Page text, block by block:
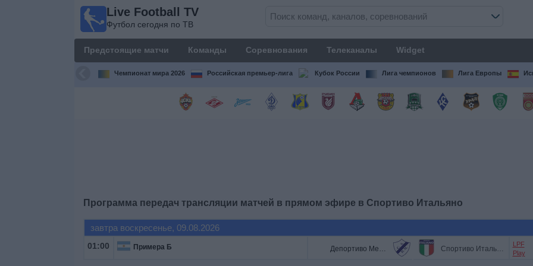
Live Football TV
Футбол сегодня по ТВ
Предстоящие матчи Команды Соревнования Телеканалы Widget
Чемпионат мира 2026 Российская премьер-лига Кубок России Лига чемпионов Лига Европы
Программа передач трансляции матчей в прямом эфире в Спортиво Итальяно
завтра воскресенье, 09.08.2026
01:00 Примера Б Депортиво Мерло Спортиво Итальяно
LPF
Play